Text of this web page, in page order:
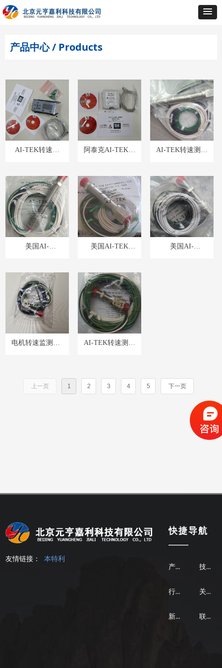
产品中心 / Products
AI-TEK转速表
列T77630-10
阿泰克AI-TEK转
系列T77530-10
AI-TEK转速测量
动式速度传感器
探头
美国AI-
330変磁阻转速传
感器
美国AI-TEK
磁阻转速传感器
​美国AI-
电机转速监测AI-
头
AI-TEK转速测量
探头
上一页 1 2 3 4 5 下一页
友情链接： 本特利
快捷导航
——
产品中心
行业应用
新闻资讯
技术支持
关于我们
联系我们